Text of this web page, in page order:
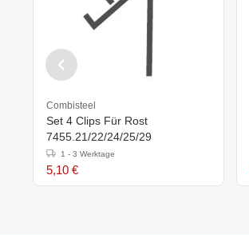
Combisteel
Set 4 Clips Für Rost
7455.21/22/24/25/29
1 - 3 Werktage
5,10 €